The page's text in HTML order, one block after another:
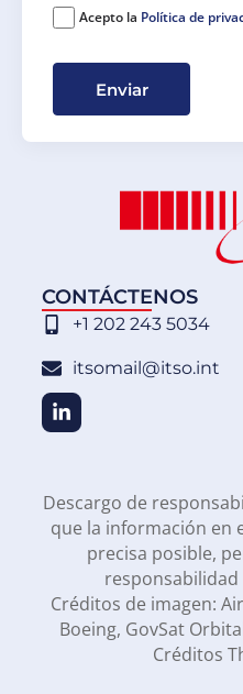
Acepto la Política de
Enviar
CONTÁCTENOS
+1 202 243 5034
itsomail@itso.int
Descargo de
que la información en
precisa posible,
Créditos de imagen:
Boeing, GovSat
Créditos